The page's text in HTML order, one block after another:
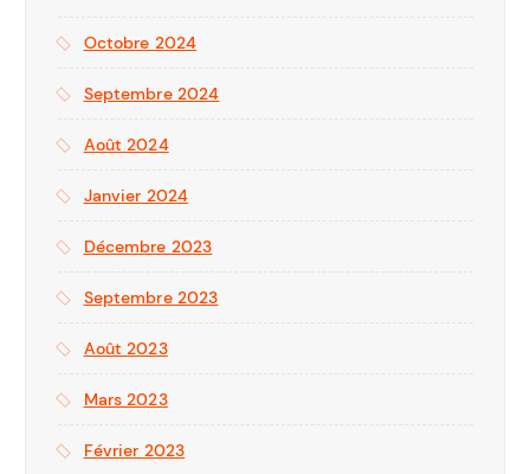
Octobre 2024
Septembre 2024
Août 2024
Janvier 2024
Décembre 2023
Septembre 2023
Août 2023
Mars 2023
Février 2023